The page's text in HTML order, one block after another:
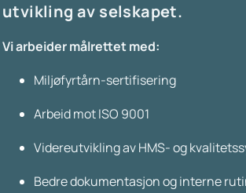
utvikling av selskapet.
Vi arbeider målrettet med:
Miljøfyrtårn-sertifisering
Arbeid mot ISO 9001
Videreutvikling av HMS- og
Bedre dokumentasjon og interne